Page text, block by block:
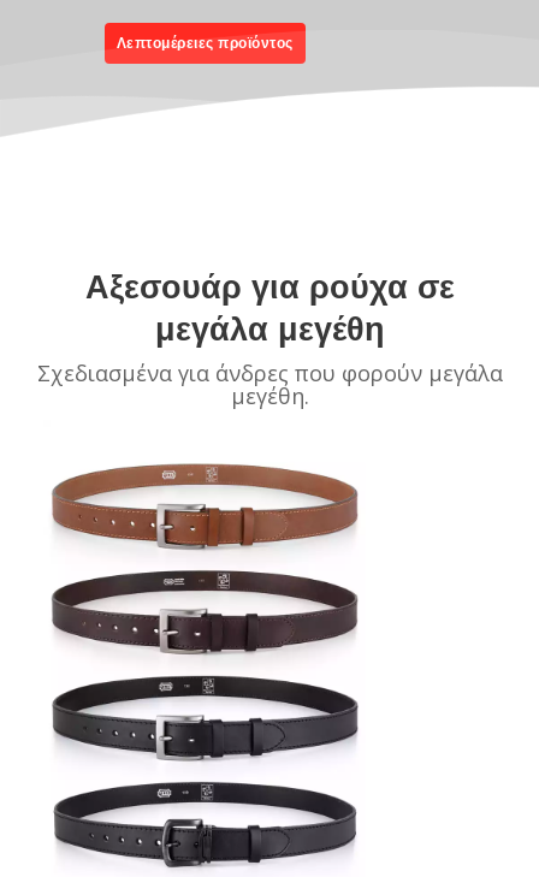
Λεπτομέρειες προϊόντος
Αξεσουάρ για ρούχα σε
μεγάλα μεγέθη
Σχεδιασμένα για άνδρες που φορούν μεγάλα
μεγέθη.